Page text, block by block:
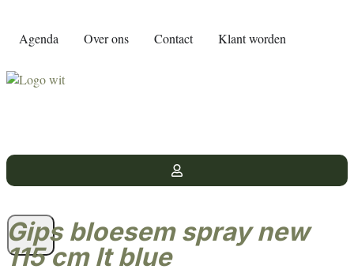
Agenda Over ons Contact Klant worden
gips bloesem spray new
115 cm lt blue